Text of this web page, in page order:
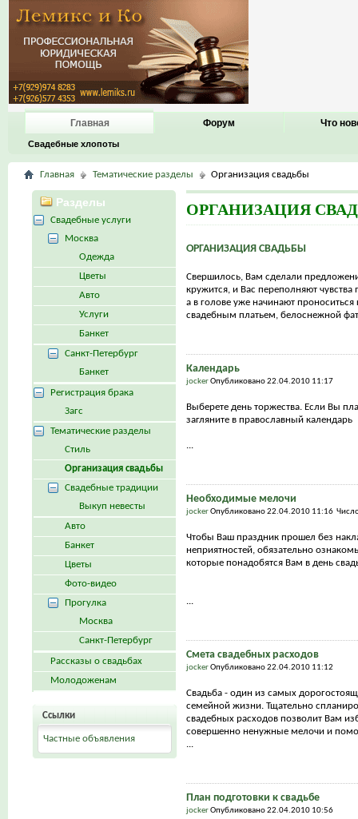
Главная
Свадебные хлопоты
Форум Что
Главная Тематические разделы Организация свадьбы
ОРГАНИЗАЦИЯ
ОРГАНИЗАЦИЯ СВАДЬБЫ
Свершилось, Вам сделали
кружится, и Вас переполняют чувства
а в голове уже начинают
свадебным платьем, белоснежной
Календарь
jockerОпубликовано 22.04.2010 11:17
Выберете день торжества. Если Вы
загляните в православный календарь
...
Необходимые мелочи
jockerОпубликовано 22.04.2010 11:16
Чтобы Ваш праздник прошел без
неприятностей, обязательно
которые понадобятся Вам в день
...
Смета свадебных расходов
jockerОпубликовано 22.04.2010 11:12
Свадьба - один из самых
семейной жизни. Тщательно
свадебных расходов позволит Вам
совершенно ненужные мелочи и
...
План подготовки к свадьбе
jockerОпубликовано 22.04.2010 10:56
Разделы
Свадебные услуги
Москва
Одежда
Цветы
Авто
Услуги
Банкет
Санкт-Петербург
Банкет
Регистрация брака
Загс
Тематические разделы
Стиль
Организация свадьбы
Свадебные традиции
Выкуп невесты
Авто
Банкет
Цветы
Фото-видео
Прогулка
Москва
Санкт-Петербург
Рассказы о свадьбах
Молодоженам
Ссылки
Частные объявления